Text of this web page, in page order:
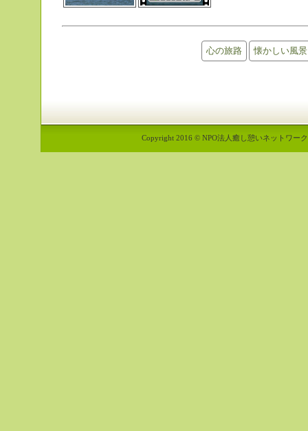
心の旅路 懐かしい風景
Copyright 2016 © NPO法人癒し憩いネットワー